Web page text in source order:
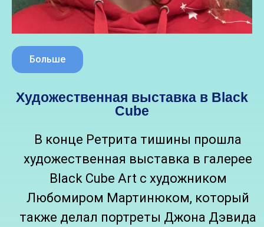
Больше
Художественная выставка в Black
Cube
В конце Ретрита тишины прошла
художественная выставка в галерее
Black Cube Art с художником
Любомиром Мартинюком, который
также делал портреты Джона Дэвида